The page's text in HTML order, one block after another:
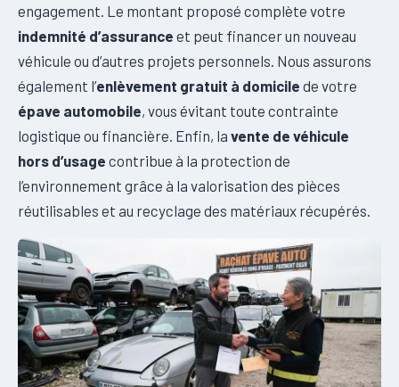
engagement. Le montant proposé complète votre
indemnité d’assurance et peut financer un nouveau
véhicule ou d’autres projets personnels. Nous assurons
également l’enlèvement gratuit à domicile de votre
épave automobile, vous évitant toute contrainte
logistique ou financière. Enfin, la vente de véhicule
hors d’usage contribue à la protection de
l’environnement grâce à la valorisation des pièces
réutilisables et au recyclage des matériaux récupérés.